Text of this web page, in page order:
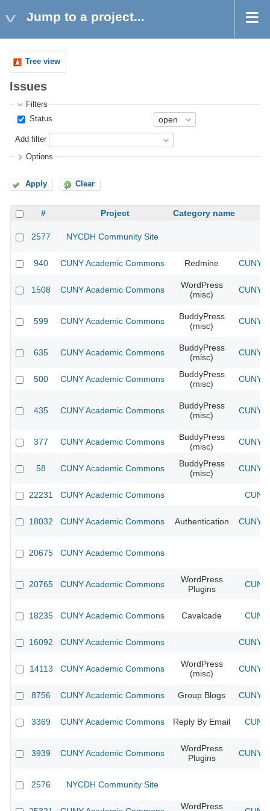
Jump to a project...
Tree view
Issues
Filters
Status
Add filter
Options
Apply Clear
# Project Category name
2577 NYCDH Community Site
940 CUNY Academic Commons Redmine CUNY
1508 CUNY Academic Commons
WordPress
(misc)
CUNY
599 CUNY Academic Commons
BuddyPress
(misc)
CUNY
635 CUNY Academic Commons
BuddyPress
(misc)
CUNY
500 CUNY Academic Commons
BuddyPress
(misc)
CUNY
435 CUNY Academic Commons
BuddyPress
(misc)
CUNY
377 CUNY Academic Commons
BuddyPress
(misc)
CUNY
58 CUNY Academic Commons
BuddyPress
(misc)
CUNY
22231 CUNY Academic Commons
18032 CUNY Academic Commons Authentication CUNY
20675 CUNY Academic Commons
20765 CUNY Academic Commons
WordPress
Plugins
18235 CUNY Academic Commons Cavalcade
16092 CUNY Academic Commons CUNY
14113 CUNY Academic Commons
WordPress
(misc)
CUNY
8756 CUNY Academic Commons Group Blogs CUNY
3369 CUNY Academic Commons Reply By Email
3939 CUNY Academic Commons
WordPress
Plugins
CUNY
2576 NYCDH Community Site
WordPress